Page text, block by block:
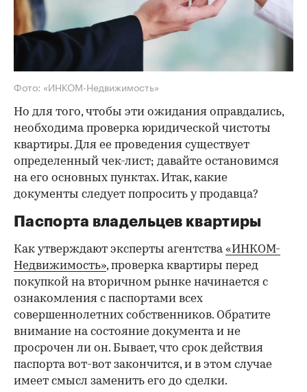
Фото: «ИНКОМ-Недвижимость»
Но для того, чтобы эти ожидания оправдались,
необходима проверка юридической чистоты
квартиры. Для ее проведения существует
определенный чек-лист; давайте остановимся
на его основных пунктах. Итак, какие
документы следует попросить у продавца?
Паспорта владельцев квартиры
Как утверждают эксперты агентства«ИНКОМ-
Недвижимость», проверка квартиры перед
покупкой на вторичном рынке начинается с
ознакомления с паспортами всех
совершеннолетних собственников. Обратите
внимание на состояние документа и не
просрочен ли он. Бывает, что срок действия
паспорта вот-вот закончится, и в этом случае
имеет смысл заменить его до сделки.